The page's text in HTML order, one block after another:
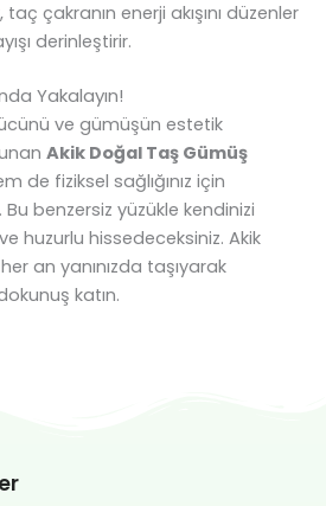
taç çakranın enerji akışını düzenler
derinleştirir.
Yakalayın!
ve gümüşün estetik
Akik Doğal Taş Gümüş
de fiziksel sağlığınız için
benzersiz yüzükle kendinizi
huzurlu hissedeceksiniz. Akik
an yanınızda taşıyarak
katın.